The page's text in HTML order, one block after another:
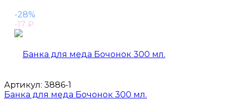
-28%
-17 ₽
Артикул: 3886-1
Банка для меда Бочонок 300 мл.